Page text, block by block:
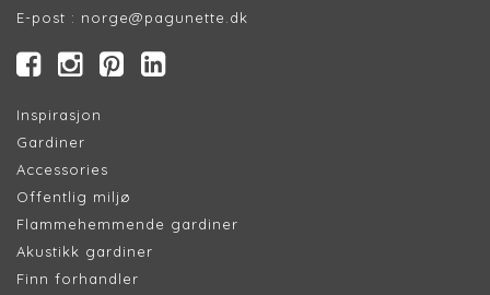
E-post : norge@pagunette.dk
Inspirasjon
Gardiner
Accessories
Offentlig miljø
Flammehemmende gardiner
Akustikk gardiner
Finn forhandler